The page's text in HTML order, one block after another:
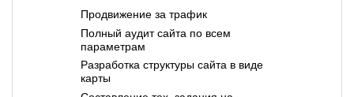
Продвижение за трафик
Полный аудит сайта по всем
параметрам
Разработка структуры сайта в виде
карты